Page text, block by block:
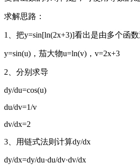
求解思路：
1、把y=sin[ln(2x+3)]看出是由多个函
y=sin(u)，茄大物u=ln(v)，v=2x+3
2、分别求导
dy/du=cos(u)
du/dv=1/v
dv/dx=2
3、用链式法则计算dy/dx
dy/dx=dy/du·du/dv·dv/dx